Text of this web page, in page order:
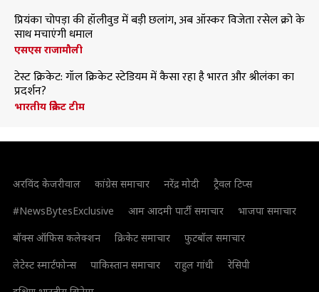
प्रियंका चोपड़ा की हॉलीवुड में बड़ी छलांग, अब ऑस्कर विजेता रसेल क्रो के
साथ मचाएंगी धमाल
एसएस राजामौली
टेस्ट क्रिकेट: गॉल क्रिकेट स्टेडियम में कैसा रहा है भारत और श्रीलंका का
प्रदर्शन?
भारतीय क्रिकेट टीम
अरविंद केजरीवाल कांग्रेस समाचार नरेंद्र मोदी
ट्रैवल टिप्स
#NewsBytesExclusive
आम आदमी पार्टी समाचार
भाजपा समाचार
बॉक्स ऑफिस कलेक्शन
क्रिकेट समाचार
फुटबॉल समाचार
लेटेस्ट स्मार्टफोन्स
पाकिस्तान समाचार राहुल गांधी
रेसिपी